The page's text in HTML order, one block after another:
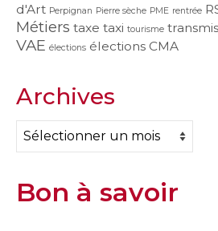
d'Art Perpignan Pierre sèche PME rentrée
Métiers taxe taxi tourisme
VAE élections élections CMA
Archives
Archives
Bon à savoir